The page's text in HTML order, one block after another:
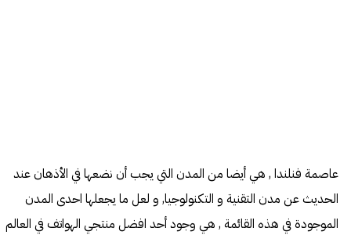
عاصمة فنلندا , هي أيضا من المدن التي يجب أن نضعها في الأذهان عند
الحديث عن مدن التقنية و التكنولوجيا, و لعل ما يجعلها احدى المدن
الموجودة في هذه القائمة , هي وجود أحد افضل منتجي الهواتف في العالم